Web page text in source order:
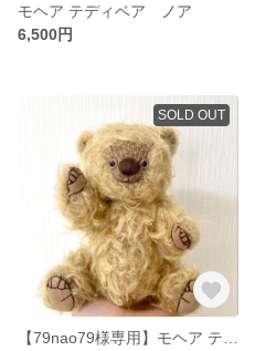
モヘア テディベア ノア
6,500円
SOLD OUT